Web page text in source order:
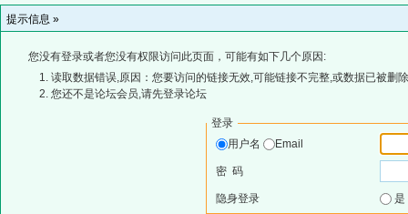
提示信息 »
您没有登录或者您没有权限访问此页面，可能有如下几个原因:
读取数据错误,原因：您要访问的链接无效,可能链接不完整,或数据已被删
您还不是论坛会员,请先登录论坛
登录
用户名
Email
密 码
隐身登录